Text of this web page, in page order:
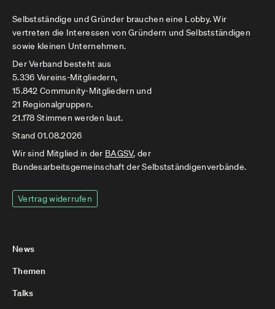
Selbstständige und Gründer brauchen eine Lobby. Wir
vertreten die Interessen von Gründern und Selbstständigen
sowie kleinen Unternehmen.
Der Verband besteht aus
5.336 Vereins-Mitgliedern,
15.842 Community-Mitgliedern und
21 Regionalgruppen.
21.178 Stimmen werden laut.
Stand 01.08.2026
Wir sind Mitglied in der BAGSV, der
Bundesarbeitsgemeinschaft der Selbstständigenverbände.
Vertrag widerrufen
News
Themen
Talks